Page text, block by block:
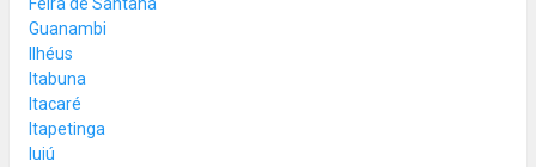
Guanambi
Ilhéus
Itabuna
Itacaré
Itapetinga
Iuiú